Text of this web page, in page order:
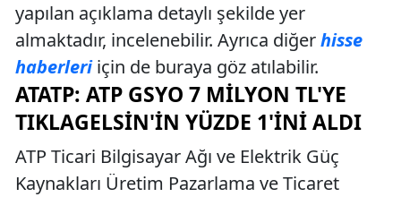
yapılan açıklama detaylı şekilde yer
almaktadır, incelenebilir. Ayrıca diğerhisse
haberleriiçin de buraya göz atılabilir.
ATATP: ATP GSYO 7 MILYON TL'YE
TIKLAGELSIN'IN YÜZDE 1'INI ALDI
ATP Ticari Bilgisayar Ağı ve Elektrik Güç
Kaynakları Üretim Pazarlama ve Ticaret